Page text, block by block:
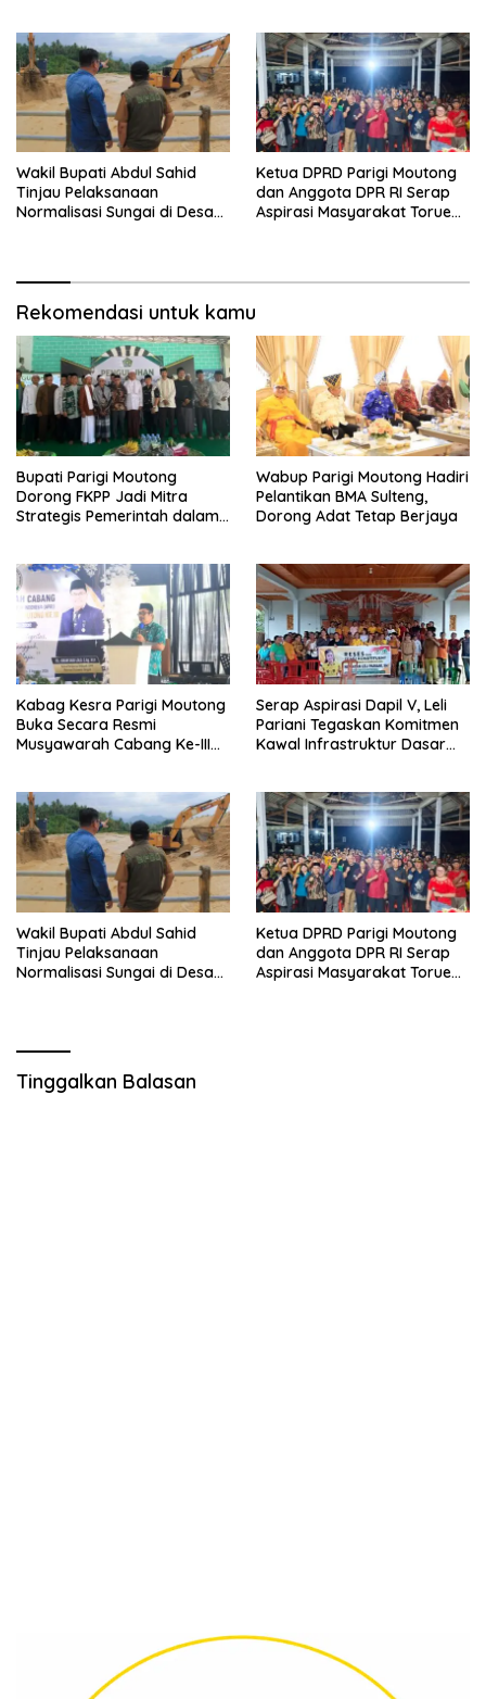
Wakil Bupati Abdul Sahid
Tinjau Pelaksanaan
Normalisasi Sungai di Desa
Ketua DPRD Parigi Moutong
dan Anggota DPR RI Serap
Aspirasi Masyarakat Torue
Rekomendasi untuk kamu
Bupati Parigi Moutong
Dorong FKPP Jadi Mitra
Strategis Pemerintah dalam
Wabup Parigi Moutong Hadiri
Pelantikan BMA Sulteng,
Dorong Adat Tetap Berjaya
Kabag Kesra Parigi Moutong
Buka Secara Resmi
Musyawarah Cabang Ke-III
Serap Aspirasi Dapil V, Leli
Pariani Tegaskan Komitmen
Kawal Infrastruktur Dasar
Wakil Bupati Abdul Sahid
Tinjau Pelaksanaan
Normalisasi Sungai di Desa
Ketua DPRD Parigi Moutong
dan Anggota DPR RI Serap
Aspirasi Masyarakat Torue
Tinggalkan Balasan